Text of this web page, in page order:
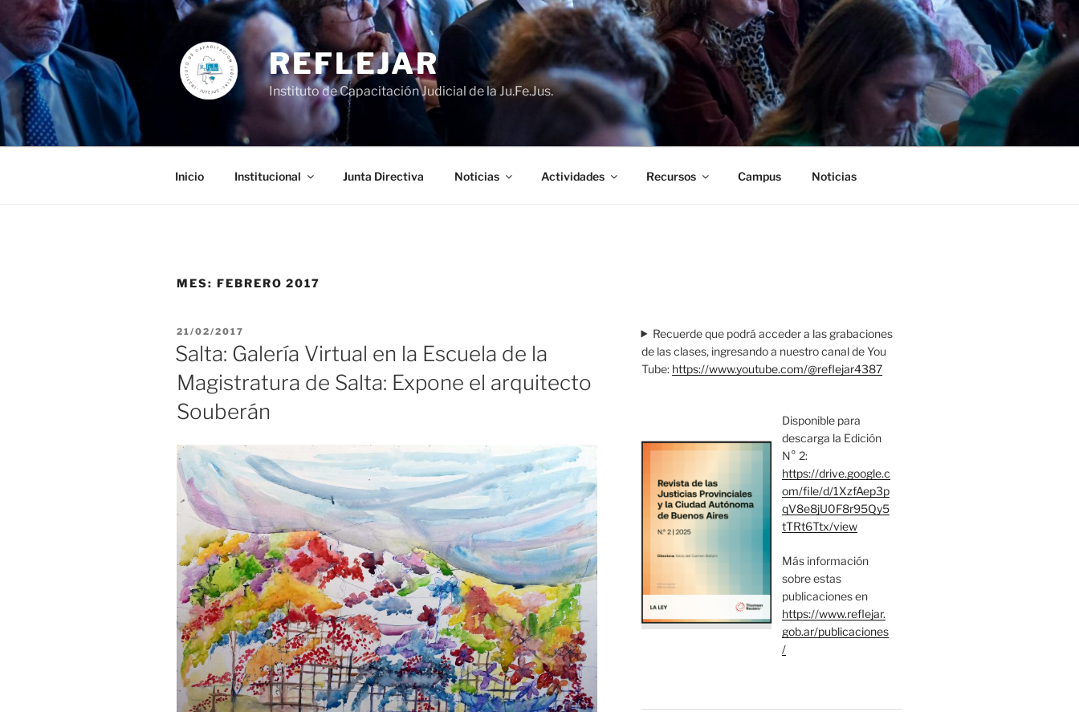
contenido
REFLEJAR
Instituto de Capacitación Judicial de la Ju.Fe.Jus.
Inicio Institucional Junta Directiva Noticias Actividades Recursos Campus Noticias
MES: FEBRERO 2017
PUBLICADO
EL
21/02/2017
Salta: Galería Virtual en la Escuela de la
Magistratura de Salta: Expone el arquitecto
Souberán
Recuerde que podrá acceder a las grabaciones
de las clases, ingresando a nuestro canal de You
Tube: https://www.youtube.com/@reflejar4387
Disponible para
descarga la Edición
N° 2:
https://drive.google.c
om/file/d/1XzfAep3p
qV8e8jU0F8r95Qy5
tTRt6Ttx/view
Más información
sobre estas
publicaciones en
https://www.reflejar.
gob.ar/publicaciones
/